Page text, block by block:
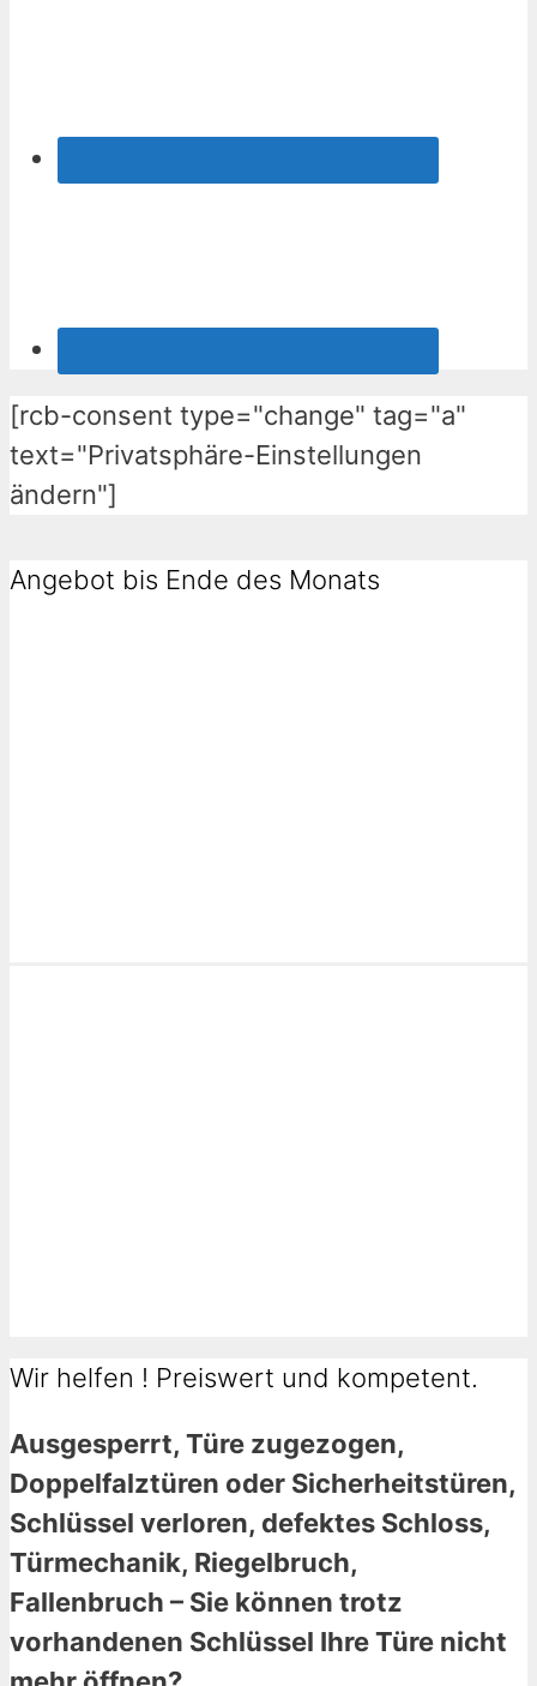
[rcb-consent type="change" tag="a"
text="Privatsphäre-Einstellungen
ändern"]
Angebot bis Ende des Monats
Wir helfen ! Preiswert und kompetent.
Ausgesperrt, Türe zugezogen,
Doppelfalztüren oder Sicherheitstüren,
Schlüssel verloren, defektes Schloss,
Türmechanik, Riegelbruch,
Fallenbruch – Sie können trotz
vorhandenen Schlüssel Ihre Türe nicht